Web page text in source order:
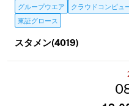
グループウエア
クラウドコンピュ
東証グロース
スタメン(4019)